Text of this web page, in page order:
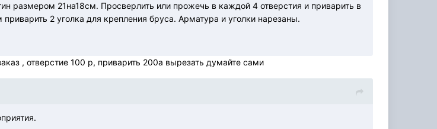
размером 21на18см. Просверлить или прожечь в каждой 4 отверстия и приварить в
2 уголка для крепления бруса. Арматура и уголки нарезаны.
, отверстие 100 р, приварить 200а вырезать думайте сами